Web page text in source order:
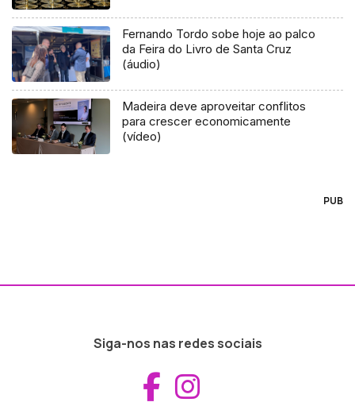
Fernando Tordo sobe hoje ao palco
da Feira do Livro de Santa Cruz
(áudio)
Madeira deve aproveitar conflitos
para crescer economicamente
(vídeo)
PUB
Siga-nos nas redes sociais
Aceder ao